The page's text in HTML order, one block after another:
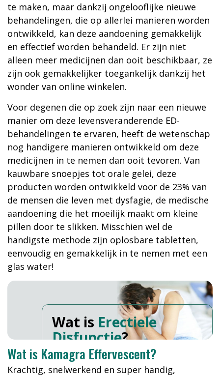
te maken, maar dankzij ongelooflijke nieuwe
behandelingen, die op allerlei manieren worden
ontwikkeld, kan deze aandoening gemakkelijk
en effectief worden behandeld. Er zijn niet
alleen meer medicijnen dan ooit beschikbaar, ze
zijn ook gemakkelijker toegankelijk dankzij het
wonder van online winkelen.
Voor degenen die op zoek zijn naar een nieuwe
manier om deze levensveranderende ED-
behandelingen te ervaren, heeft de wetenschap
nog handigere manieren ontwikkeld om deze
medicijnen in te nemen dan ooit tevoren. Van
kauwbare snoepjes tot orale gelei, deze
producten worden ontwikkeld voor de 23% van
de mensen die leven met dysfagie, de medische
aandoening die het moeilijk maakt om kleine
pillen door te slikken. Misschien wel de
handigste methode zijn oplosbare tabletten,
eenvoudig en gemakkelijk in te nemen met een
glas water!
Wat is Erectiele
Disfunctie?
Wat is Kamagra Effervescent?
Krachtig, snelwerkend en super handig,